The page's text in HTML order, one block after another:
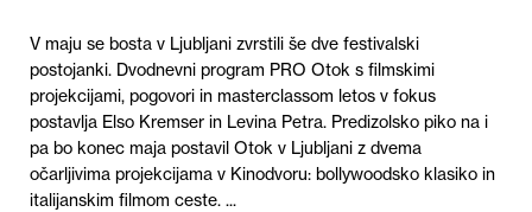
V maju se bosta v Ljubljani zvrstili še dve festivalski
postojanki. Dvodnevni program PRO Otok s filmskimi
projekcijami, pogovori in masterclassom letos v fokus
postavlja Elso Kremser in Levina Petra. Predizolsko piko na i
pa bo konec maja postavil Otok v Ljubljani z dvema
očarljivima projekcijama v Kinodvoru: bollywoodsko klasiko in
italijanskim filmom ceste. ...